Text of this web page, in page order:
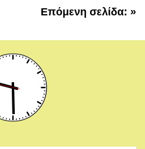
Επόμενη σελίδα: »